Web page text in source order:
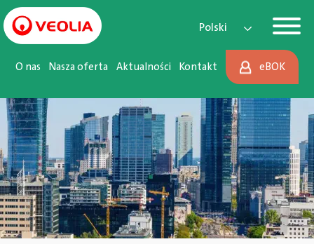
Przejdź do treści
Polski
O nas Nasza oferta Aktualności Kontakt eBOK